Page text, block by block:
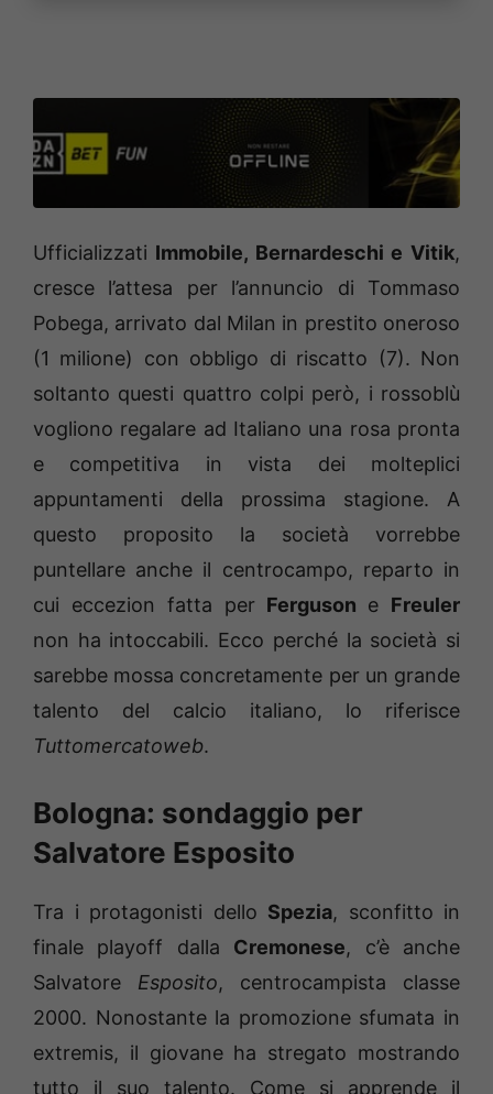
Ufficializzati Immobile, Bernardeschi e Vitik,
cresce l’attesa per l’annuncio di Tommaso
Pobega, arrivato dal Milan in prestito oneroso
(1 milione) con obbligo di riscatto (7). Non
soltanto questi quattro colpi però, i rossoblù
vogliono regalare ad Italiano una rosa pronta
e competitiva in vista dei molteplici
appuntamenti della prossima stagione. A
questo proposito la società vorrebbe
puntellare anche il centrocampo, reparto in
cui eccezion fatta per Ferguson e Freuler
non ha intoccabili. Ecco perché la società si
sarebbe mossa concretamente per un grande
talento del calcio italiano, lo riferisce
Tuttomercatoweb.
Bologna: sondaggio per
Salvatore Esposito
Tra i protagonisti dello Spezia, sconfitto in
finale playoff dalla Cremonese, c’è anche
Salvatore Esposito, centrocampista classe
2000. Nonostante la promozione sfumata in
extremis, il giovane ha stregato mostrando
tutto il suo talento. Come si apprende il